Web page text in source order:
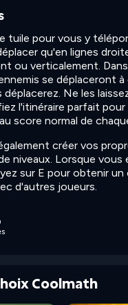
tuile pour vous y
qu'en lignes
ou verticalement.
se déplaceront
Ne les
l'itinéraire parfait pour
score normal de
créer vos
niveaux. Lorsque vous
sur E pour obtenir
d'autres joueurs.
Coolmath